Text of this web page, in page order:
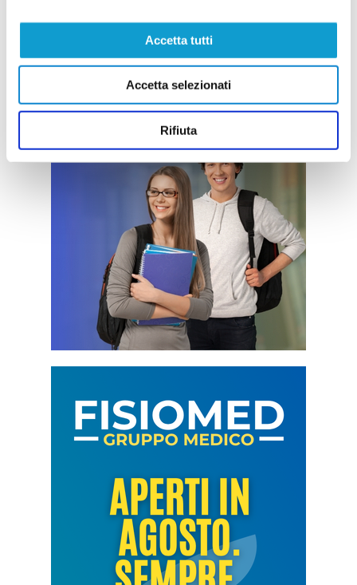
Accetta tutti
Accetta selezionati
Rifiuta